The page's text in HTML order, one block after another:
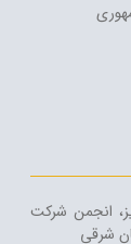
انجمن شرکت
شرقی